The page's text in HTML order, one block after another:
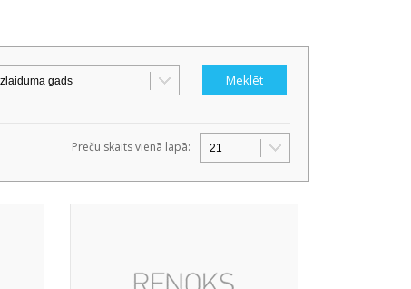
Preču skaits vienā lapā: